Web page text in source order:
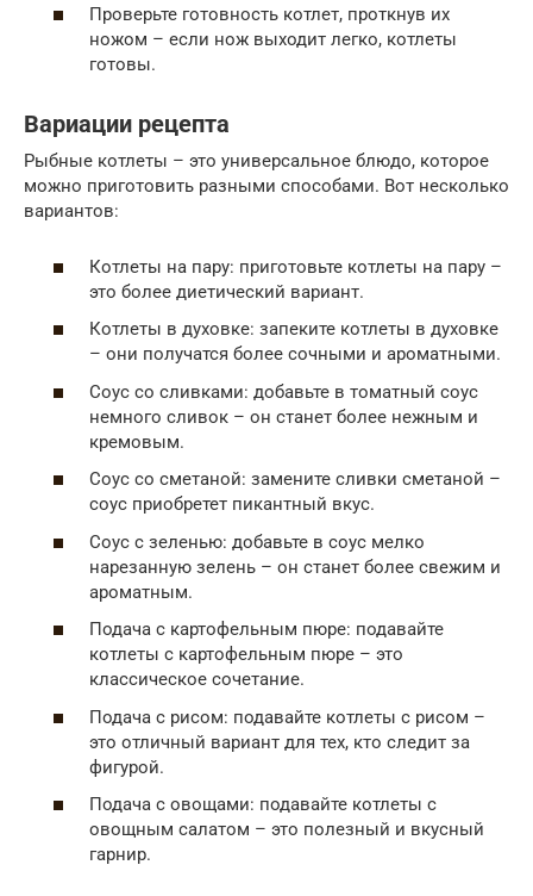
Проверьте готовность котлет, проткнув их
ножом – если нож выходит легко, котлеты
готовы.
Вариации рецепта
Рыбные котлеты – это универсальное блюдо, которое
можно приготовить разными способами. Вот несколько
вариантов:
Котлеты на пару: приготовьте котлеты на пару –
это более диетический вариант.
Котлеты в духовке: запеките котлеты в духовке
– они получатся более сочными и ароматными.
Соус со сливками: добавьте в томатный соус
немного сливок – он станет более нежным и
кремовым.
Соус со сметаной: замените сливки сметаной –
соус приобретет пикантный вкус.
Соус с зеленью: добавьте в соус мелко
нарезанную зелень – он станет более свежим и
ароматным.
Подача с картофельным пюре: подавайте
котлеты с картофельным пюре – это
классическое сочетание.
Подача с рисом: подавайте котлеты с рисом –
это отличный вариант для тех, кто следит за
фигурой.
Подача с овощами: подавайте котлеты с
овощным салатом – это полезный и вкусный
гарнир.